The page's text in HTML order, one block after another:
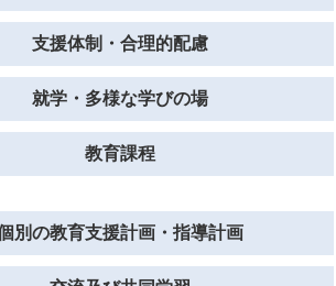
支援体制・合理的配慮
就学・多様な学びの場
教育課程
別の教育支援計画・指導計画